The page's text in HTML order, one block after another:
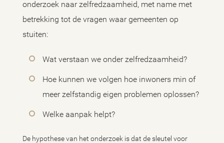
onderzoek naar zelfredzaamheid, met name met
betrekking tot de vragen waar gemeenten op
stuiten:
Wat verstaan we onder zelfredzaamheid?
Hoe kunnen we volgen hoe inwoners min of
meer zelfstandig eigen problemen oplossen?
Welke aanpak helpt?
De hypothese van het onderzoek is dat de sleutel voor